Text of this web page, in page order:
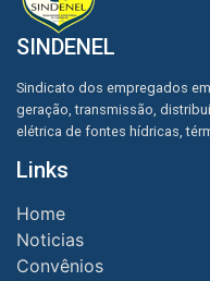
SINDENEL
Sindicato dos empregados
geração, transmissão,
elétrica de fontes hídricas,
Links
Home
Noticias
Convênios